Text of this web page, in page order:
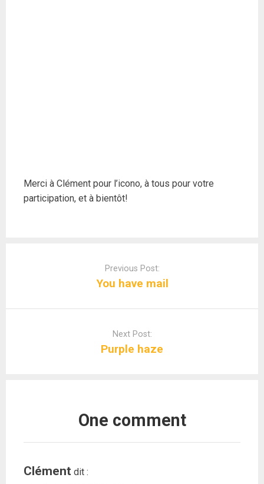
Merci à Clément pour l’icono, à tous pour votre
participation, et à bientôt!
Previous Post:
You have mail
Next Post:
Purple haze
One comment
Clément dit :